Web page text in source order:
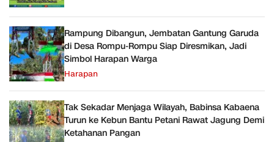
Rampung Dibangun, Jembatan Gantung Garuda
di Desa Rompu-Rompu Siap Diresmikan, Jadi
Simbol Harapan Warga
Harapan
Tak Sekadar Menjaga Wilayah, Babinsa Kabaena
Turun ke Kebun Bantu Petani Rawat Jagung Demi
Ketahanan Pangan